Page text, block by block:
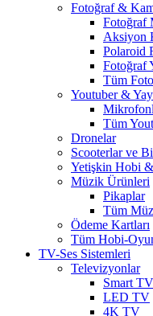
Fotoğraf &
Fotoğraf
Aksiyon
Polaroid
Fotoğraf
Tüm
Youtuber &
Tüm
Dronelar
Scooterlar ve
Yetişkin Hobi
Müzik Ürünleri
Pikaplar
Tüm
Ödeme Kartları
Tüm Hobi-
TV-Ses Sistemleri
Televizyonlar
Smart TV
LED TV
4K TV